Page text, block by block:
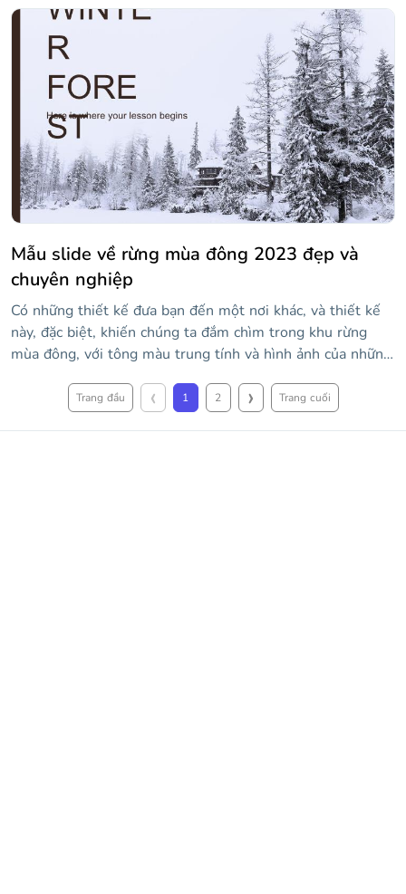
đó, chúng tôi mang đến cho bạn mẫu đa năng này từ đây.
Bài thuyết trình có phong cách rất mùa đông: trên các
slide bạn sẽ tìm thấy hình minh họa của người tuyết hoặc
những người luyện tập các môn thể thao mùa đông. Vì
vậy, nó chỉ còn lại cho chúng tôi để nói với bạn, kỳ nghỉ
mùa đông hạnh phúc!
Mẫu slide về rừng mùa đông 2023 đẹp và
chuyên nghiệp
Có những thiết kế đưa bạn đến một nơi khác, và thiết kế
này, đặc biệt, khiến chúng ta đắm chìm trong khu rừng
mùa đông, với tông màu trung tính và hình ảnh của những
đến thiên nhiên và rừng. Nó chứa các slide định nghĩa khái
Trang đầu ‹ 1 2 › Trang cuối